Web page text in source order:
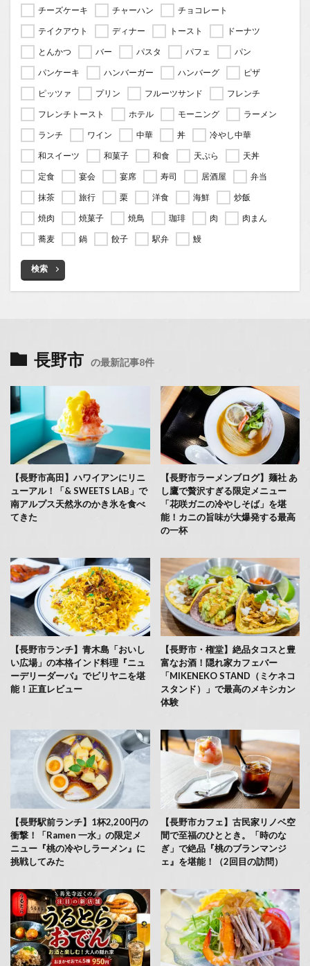
チーズケーキ
チャーハン
チョコレート
テイクアウト
ディナー トースト
ドーナツ
とんかつ
バー パスタ パフェ
パン
パンケーキ
ハンバーガー ハンバーグ
ピザ
ピッツァ
プリン フルーツサンド
フレンチ
フレンチトースト
ホテル モーニング
ラーメン
ランチ
ワイン 中華 丼
冷やし中華
和スイーツ
和菓子 和食 天ぷら
天丼
定食
宴会 宴席 寿司 居酒屋
弁当
抹茶
旅行 栗 洋食 海鮮
炒飯
焼肉
焼菓子 焼鳥 珈琲 肉
肉まん
蕎麦
鍋 餃子 駅弁 鰻
検索
長野市 の最新記事8件
【長野市高田】ハワイアンにリニ
ューアル！「& SWEETS LAB」で
南アルプス天然氷のかき氷を食べ
てきた
【長野市ラーメンブログ】麺社 あ
し鷹で贅沢すぎる限定メニュー
「花咲ガニの冷やしそば」を堪
能！カニの旨味が大爆発する最高
の一杯
【長野市ランチ】青木島「おいし
い広場」の本格インド料理『ニュ
ーデリーダーバ』でビリヤニを堪
能！正直レビュー
【長野市・権堂】絶品タコスと豊
富なお酒！隠れ家カフェバー
「MIKENEKO STAND（ミケネコ
スタンド）」で最高のメキシカン
体験
【長野駅前ランチ】1杯2,200円の
衝撃！「Ramen 一水」の限定メ
ニュー『桃の冷やしラーメン』に
挑戦してみた
【長野市カフェ】古民家リノベ空
間で至福のひととき。「時のな
ぎ」で絶品『桃のブランマンジ
ェ』を堪能！（2回目の訪問）